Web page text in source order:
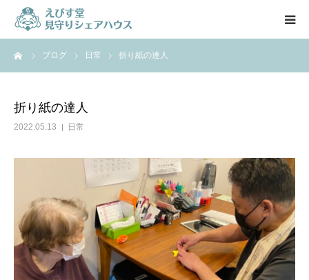
ブログ 日常 折り紙の達人
折り紙の達人
2022.05.13 日常
HOME
入居の流れ
スタッフ